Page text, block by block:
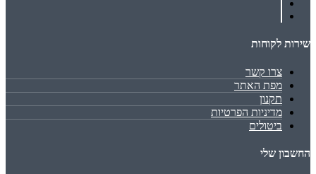
שירות לקוחות
צרו קשר
מפת האתר
תקנון
מדיניות הפרטיות
ביטולים
החשבון שלי